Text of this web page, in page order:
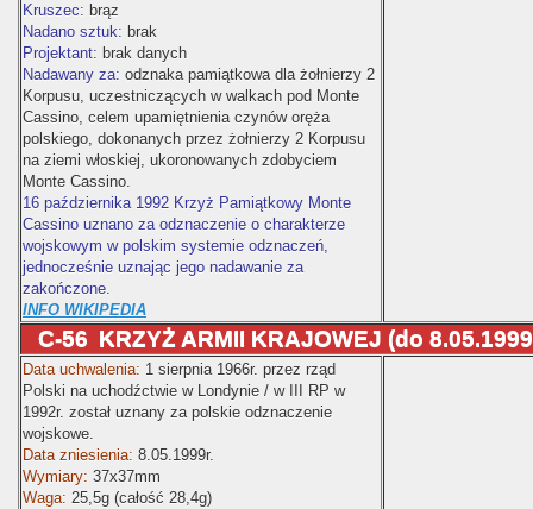
Kruszec: brąz
Nadano sztuk: brak
Projektant: brak danych
Nadawany za: odznaka pamiątkowa dla żołnierzy 2
Korpusu, uczestniczących w walkach pod Monte
Cassino, celem upamiętnienia czynów oręża
polskiego, dokonanych przez żołnierzy 2 Korpusu
na ziemi włoskiej, ukoronowanych zdobyciem
Monte Cassino.
16 października 1992 Krzyż Pamiątkowy Monte
Cassino uznano za odznaczenie o charakterze
wojskowym w polskim systemie odznaczeń,
jednocześnie uznając jego nadawanie za
zakończone.
INFO WIKIPEDIA
C-56 KRZYŻ ARMII KRAJOWEJ (do
Data uchwalenia: 1 sierpnia 1966r. przez rząd
Polski na uchodźctwie w Londynie / w III RP w
1992r. został uznany za polskie odznaczenie
wojskowe.
Data zniesienia: 8.05.1999r.
Wymiary: 37x37mm
Waga: 25,5g (całość 28,4g)